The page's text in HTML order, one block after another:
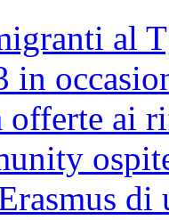
al
in
offerte ai